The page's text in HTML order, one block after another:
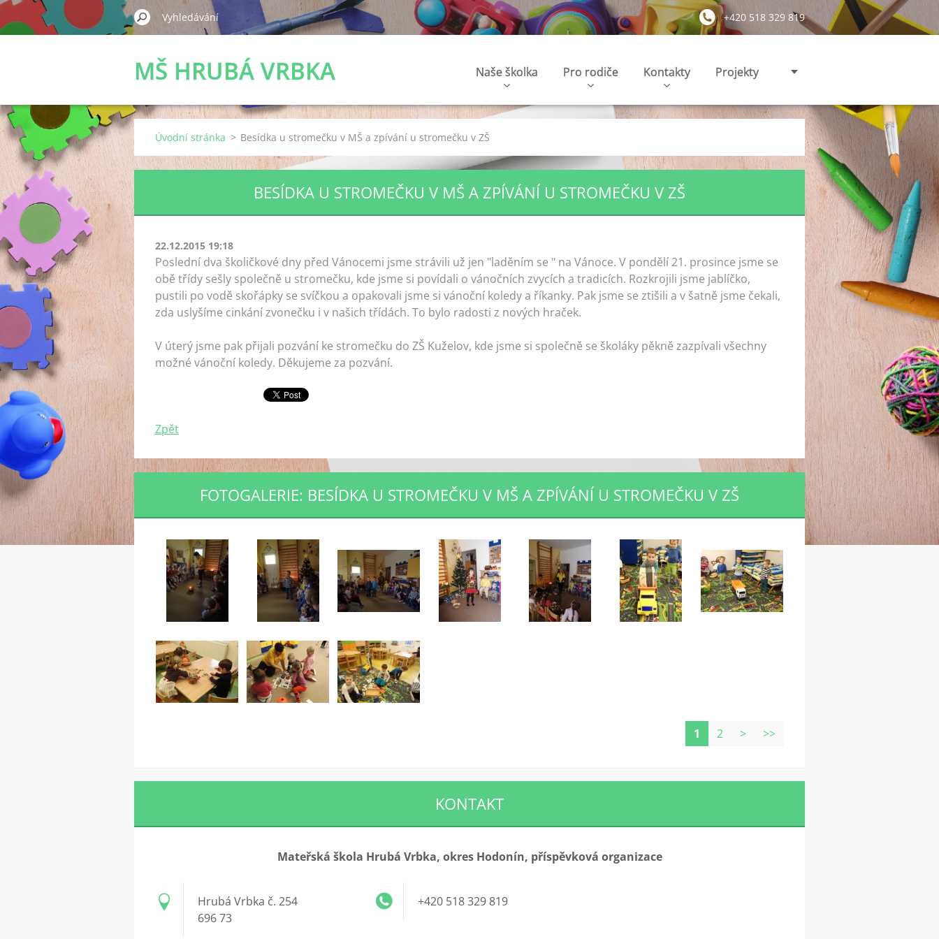
+420 518 329 819
MŠ HRUBÁ VRBKA Naše školka Pro rodiče Kontakty Projekty
Úvodní stránka > Besídka u stromečku v MŠ a zpívání u stromečku v ZŠ
BESÍDKA U STROMEČKU V MŠ A ZPÍVÁNÍ U STROMEČKU V ZŠ
22.12.2015 19:18
Poslední dva školičkové dny před Vánocemi jsme strávili už jen "laděním se " na Vánoce. V pondělí 21. prosince jsme se
obě třídy sešly společně u stromečku, kde jsme si povídali o vánočních zvycích a tradicích. Rozkrojili jsme jablíčko,
pustili po vodě skořápky se svíčkou a opakovali jsme si vánoční koledy a říkanky. Pak jsme se ztišili a v šatně jsme čekali,
zda uslyšíme cinkání zvonečku i v našich třídách. To bylo radosti z nových hraček.
V úterý jsme pak přijali pozvání ke stromečku do ZŠ Kuželov, kde jsme si společně se školáky pěkně zazpívali všechny
možné vánoční koledy. Děkujeme za pozvání.
Zpět
FOTOGALERIE: BESÍDKA U STROMEČKU V MŠ A ZPÍVÁNÍ U STROMEČKU V ZŠ
1 2 > >>
KONTAKT
Mateřská škola Hrubá Vrbka, okres Hodonín, příspěvková organizace
Hrubá Vrbka č. 254
696 73
+420 518 329 819